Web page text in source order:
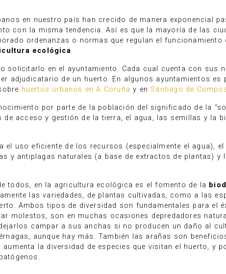
en nuestro país han crecido de manera exponencial
con la misma tendencia. Así es que la mayoría de las
ordenanzas o normas que regulan el
ecológica.
solicitarlo en el ayuntamiento. Cada cual cuenta con sus
adjudicatario de un huerto. En algunos ayuntamientos
huertos urbanos en A Coruña y en Santiago de
por parte de la población del significado de la
acceso y gestión de la tierra, el agua, las semillas y la
uso eficiente de los recursos (especialmente el agua),
y antiplagas naturales (a base de extractos de plantas) y
todos, en la agricultura ecológica es el fomento de la
las variedades, de plantas cultivadas, como a las
Ambos tipos de diversidad son fundamentales para el
molestos, son en muchas ocasiones depredadores
campar a sus anchas si no producen un daño al
aunque hay más. También las arañas son
aumenta la diversidad de especies que visitan el huerto, y